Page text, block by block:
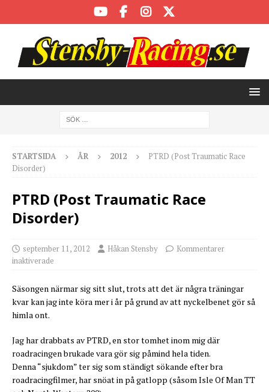
STARTSIDA ÅR 2012
PTRD (Post Traumatic Race
Disorder)
PTRD (Post Traumatic Race
Disorder)
september 11, 2012 Håkan Stensby
Kommentarer
inaktiverade
Säsongen närmar sig sitt slut, trots att det är några träningar
kvar kan jag inte köra mer i år på grund av att nyckelbenet gör så
himla ont.
Jag har drabbats av PTRD, en stor tomhet inom mig där
roadracingen brukade vara gör sig påmind hela tiden.
Denna “sjukdom” ter sig som ständigt sökande efter bra
roadracingfilmer, har snöat in på gatlopp (såsom Isle Of Man TT